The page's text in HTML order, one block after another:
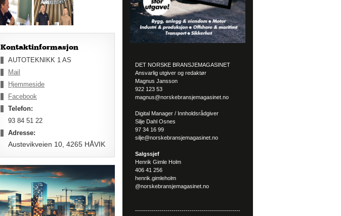
Kontaktinformasjon
AUTOTEKNIKK 1 AS
Mail
Hjemmeside
Facebook
Telefon:
93 84 51 22
Adresse:
Austevikveien 10, 4265 HÅVIK
DET NORSKE BRANSJEMAGASINET
Ansvarlig utgiver og redaktør
Magnus Jansson
922 123 53
magnus@norskebransjemagasinet.no
Digital Manager / Innholdsrådgiver
Silje Dahl Osnes
97 34 16 99
silje@norskebransjemagasinet.no
Salgssjef
Henrik Gimle Holm
406 41 256
henrik.gimleholm
@norskebransjemagasinet.no
----------------------------------------------------